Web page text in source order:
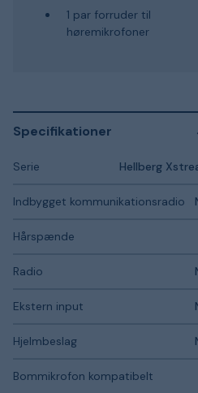
1 par forruder til
høremikrofoner
Specifikationer
Serie Hellberg
Indbygget kommunikationsradio
Hårspænde
Radio
Ekstern input
Hjelmbeslag
Bommikrofon kompatibelt